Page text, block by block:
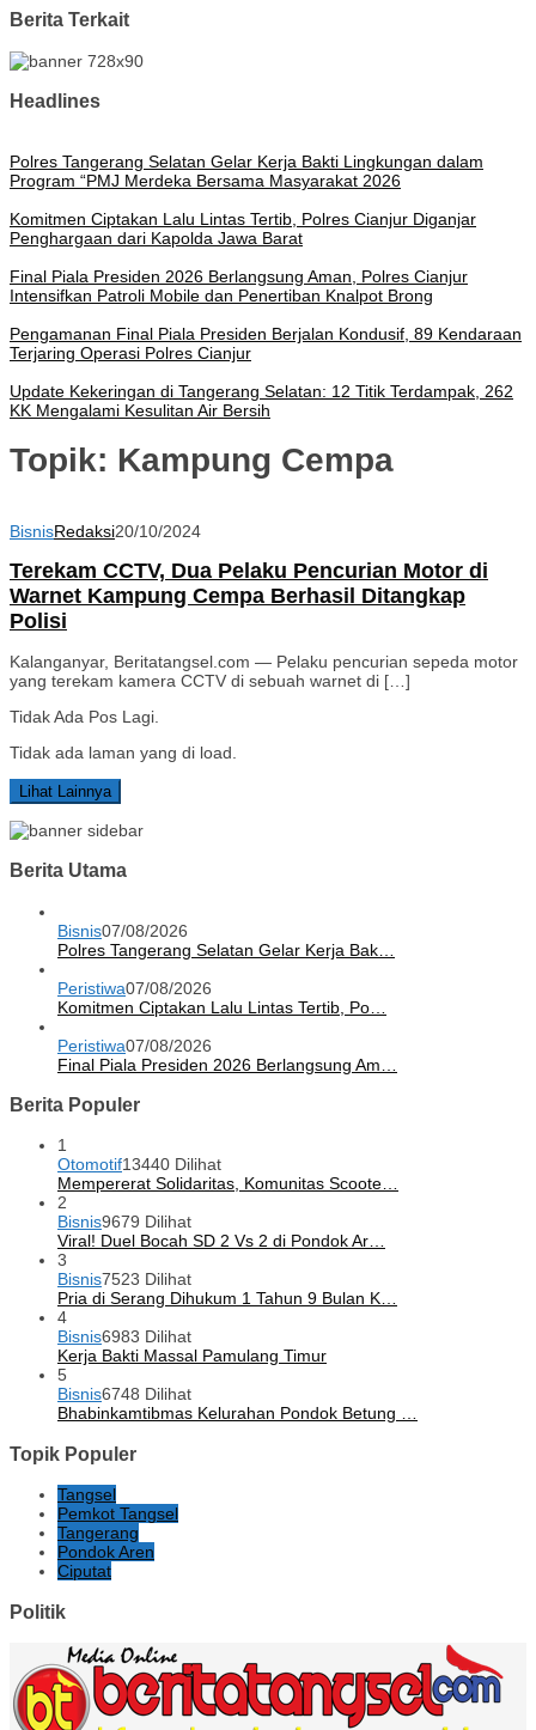
Berita Terkait
Headlines
Polres Tangerang Selatan Gelar Kerja Bakti Lingkungan dalam
Program “PMJ Merdeka Bersama Masyarakat 2026
Komitmen Ciptakan Lalu Lintas Tertib, Polres Cianjur Diganjar
Penghargaan dari Kapolda Jawa Barat
Final Piala Presiden 2026 Berlangsung Aman, Polres Cianjur
Intensifkan Patroli Mobile dan Penertiban Knalpot Brong
Pengamanan Final Piala Presiden Berjalan Kondusif, 89 Kendaraan
Terjaring Operasi Polres Cianjur
Update Kekeringan di Tangerang Selatan: 12 Titik Terdampak, 262
KK Mengalami Kesulitan Air Bersih
Topik: Kampung Cempa
BisnisRedaksi20/10/2024
Terekam CCTV, Dua Pelaku Pencurian Motor di
Warnet Kampung Cempa Berhasil Ditangkap
Polisi
Kalanganyar, Beritatangsel.com — Pelaku pencurian sepeda motor
yang terekam kamera CCTV di sebuah warnet di […]
Tidak Ada Pos Lagi.
Tidak ada laman yang di load.
Lihat Lainnya
Berita Utama
Bisnis07/08/2026
Polres Tangerang Selatan Gelar Kerja Bak…
Peristiwa07/08/2026
Komitmen Ciptakan Lalu Lintas Tertib, Po…
Peristiwa07/08/2026
Final Piala Presiden 2026 Berlangsung Am…
Berita Populer
1
Otomotif13440 Dilihat
Mempererat Solidaritas, Komunitas Scoote…
2
Bisnis9679 Dilihat
Viral! Duel Bocah SD 2 Vs 2 di Pondok Ar…
3
Bisnis7523 Dilihat
Pria di Serang Dihukum 1 Tahun 9 Bulan K…
4
Bisnis6983 Dilihat
Kerja Bakti Massal Pamulang Timur
5
Bisnis6748 Dilihat
Bhabinkamtibmas Kelurahan Pondok Betung …
Topik Populer
Tangsel
Pemkot Tangsel
Tangerang
Pondok Aren
Ciputat
Politik